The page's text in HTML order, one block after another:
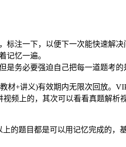
注一下，以便下一次能快速解决
记忆一遍。
务必要强迫自己把每一道题考
+讲义)有效期内无限次回放。
频上的，其次可以看看真题解
的题目都是可以用记忆完成的